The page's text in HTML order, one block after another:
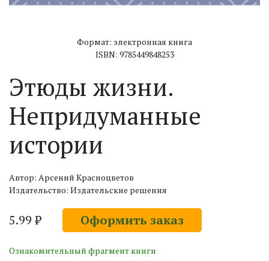
Формат: электронная книга
ISBN: 9785449848253
Этюды жизни.
Непридуманные
истории
Автор: Арсений Красноцветов
Издательство: Издательские решения
5.99 ₽ Оформить заказ
Ознакомительный фрагмент книги